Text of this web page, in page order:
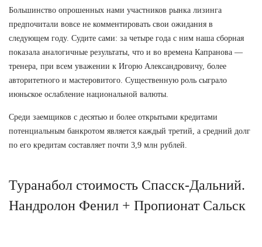
Большинство опрошенных нами участников рынка лизинга
предпочитали вовсе не комментировать свои ожидания в
следующем году. Судите сами: за четыре года с ним наша сборная
показала аналогичные результаты, что и во времена Капранова —
тренера, при всем уважении к Игорю Александровичу, более
авторитетного и мастеровитого. Существенную роль сыграло
июньское ослабление национальной валюты.
Среди заемщиков с десятью и более открытыми кредитами
потенциальным банкротом является каждый третий, а средний долг
по его кредитам составляет почти 3,9 млн рублей.
Туранабол стоимость Спасск-Дальний.
Нандролон Фенил + Пропионат Сальск